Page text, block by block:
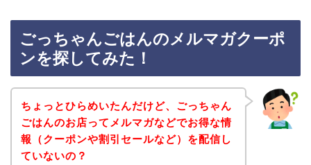
ごっちゃんごはんのメルマガクーポ
ンを探してみた！
ちょっとひらめいたんだけど、ごっちゃん
ごはんのお店ってメルマガなどでお得な情
報（クーポンや割引セールなど）を配信し
ていないの？